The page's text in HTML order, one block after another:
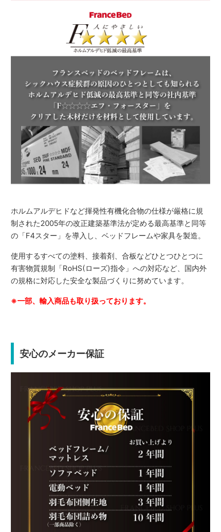
ホルムアルデヒドなど揮発性有機化合物の仕様が厳格に規
制された2005年の改正建築基準法が定める最高基準と同等
の「F4スター」を導入し、ベッドフレームや家具を製造。
使用するすべての塗料、接着剤、合板などひとつひとつに
有害物質規制「RoHS(ローズ)指令」への対応など、国内外
の規格に対応した安全な製品づくりに努めています。
※一部、輸入商品も取り扱っております。
安心のメーカー保証